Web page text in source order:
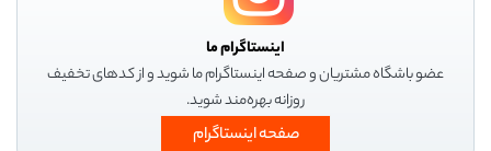
اینستاگرام ما
عضو باشگاه مشتریان و صفحه اینستاگرام ما شوید و از کدهای تخفیف
روزانه بهره‌مند شوید.
صفحه اینستاگرام